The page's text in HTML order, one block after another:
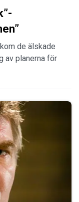
de älskade
av planerna för